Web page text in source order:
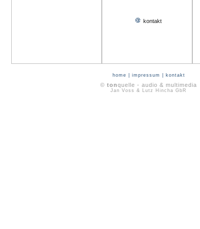
kontakt
home impressum kontakt
© tonquelle - audio & multimedia
Jan Voss & Lutz Hincha GbR